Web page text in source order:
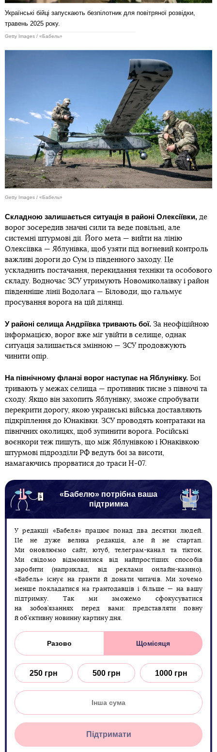
Українські бійці запускають безпілотник для повітряної розвідки,
травень 2025 року.
Getty Images / «Бабель»
Getty Images / «Бабель»
Складною залишається ситуація в районі Олексіївки, де
ворог зосередив значні сили та веде повільні, але
системні штурмові дії. Його мета — вийти на лінію
Олексіївка — Яблунівка, щоб узяти під вогневий контроль
важливі дороги до Сум із південного заходу. Це
ускладнить постачання, перекидання техніки та особового
складу. Водночас ЗСУ утримують Новомиколаївку і район
південніше лінії Водолага — Біловоди, що гальмує
просування ворога на цій ділянці.
У районі селища Андріївка тривають бої. За неофіційною
інформацією, ворог вже міг увійти в селище, однак
ситуація залишається змінною — ЗСУ продовжують
чинити опір.
На північному фланзі ворог наступає на Яблунівку. Бої
тривають у межах селища — противник тисне з півночі та
сходу. Якщо він захопить Яблунівку, зможе спробувати
перекрити дорогу, якою українські війська доставляють
підкріплення до Юнаківки. ЗСУ проводять контратаки на
північних околицях, щоб зупинити ворога. Російські
воєнкори теж пишуть, що між Яблунівкою і Юнаківкою
штурмові підрозділи РФ ведуть бої за висоти,
намагаючись прорватися до траси Н-07.
«Бабелю» потрібна ваша
підтримка
У редакції «Бабеля» працює понад два десятки людей.
Це не дуже велика редакція, але й не стартап.
Ми оновлюємо сайт, ютуб, телеграм-канал та тікток.
Ми свідомо відмовилися від найпростіших способів
заробити (наприклад, від реклами онлайн-казино).
«Бабель» існує на гранти й донати читачів. Ми хочемо
менше покладатися на грантодавців і більше — на вашу
підтримку. Так ми зможемо сфокусуватися
на зобов’язаннях перед вами: представляти повну
й об’єктивну новинну картину дня.
Разово Щомісяця
250 грн 500 грн 1000 грн
Підтримати